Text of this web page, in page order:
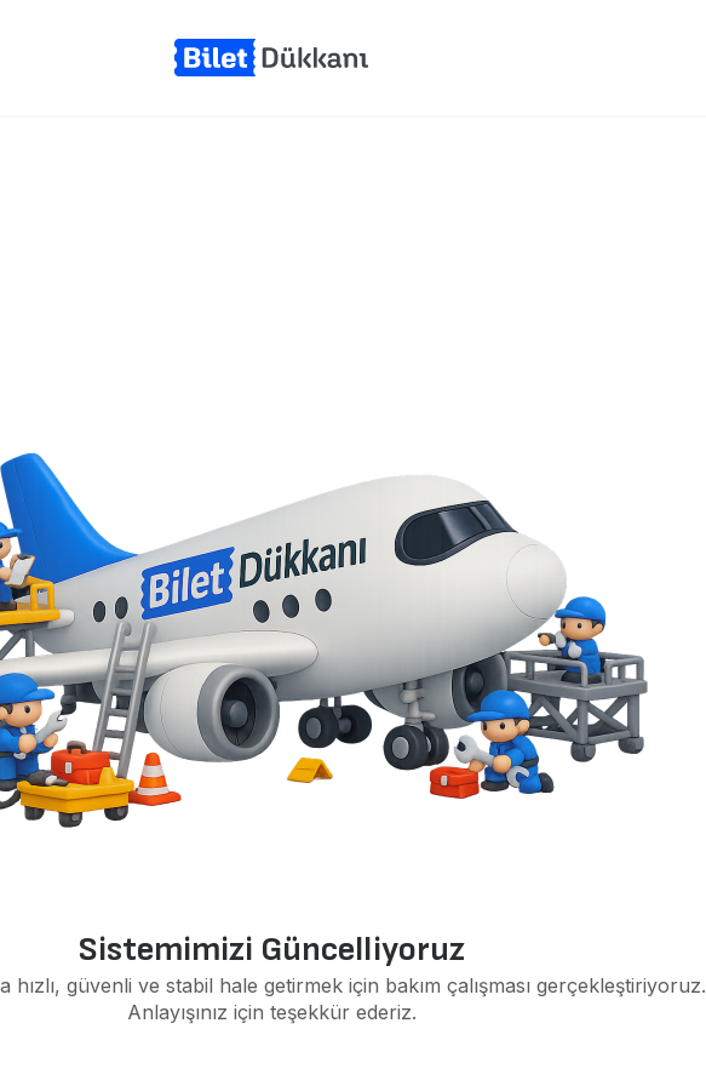
Sistemimizi Güncelliyoruz
hızlı, güvenli ve stabil hale getirmek için bakım çalışması gerçekleştiriyoruz.
Anlayışınız için teşekkür ederiz.